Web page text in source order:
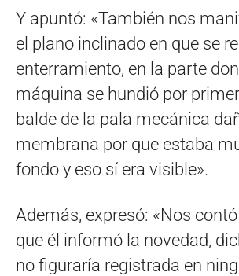
Y apuntó: «También nos
el plano inclinado en que se
enterramiento, en la parte
máquina se hundió por
balde de la pala mecánica
membrana por que estaba
fondo y eso sí era visible».
Además, expresó: «Nos
que él informó la novedad,
no figuraría registrada en